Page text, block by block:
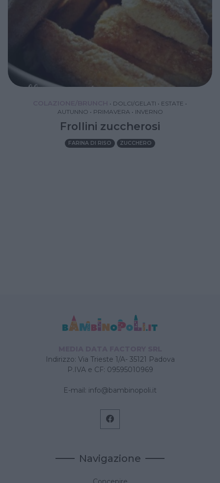
• DOLCI/GELATI • ESTATE •
AUTUNNO • PRIMAVERA • INVERNO
Frollini zuccherosi
FARINA DI RISO ZUCCHERO
Indirizzo: Via Trieste 1/A- 35121 Padova
P.IVA e CF: 09595010969
E-mail: info@bambinopoli.it
Navigazione